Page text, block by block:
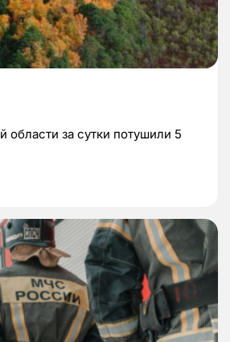
области за сутки потушили 5